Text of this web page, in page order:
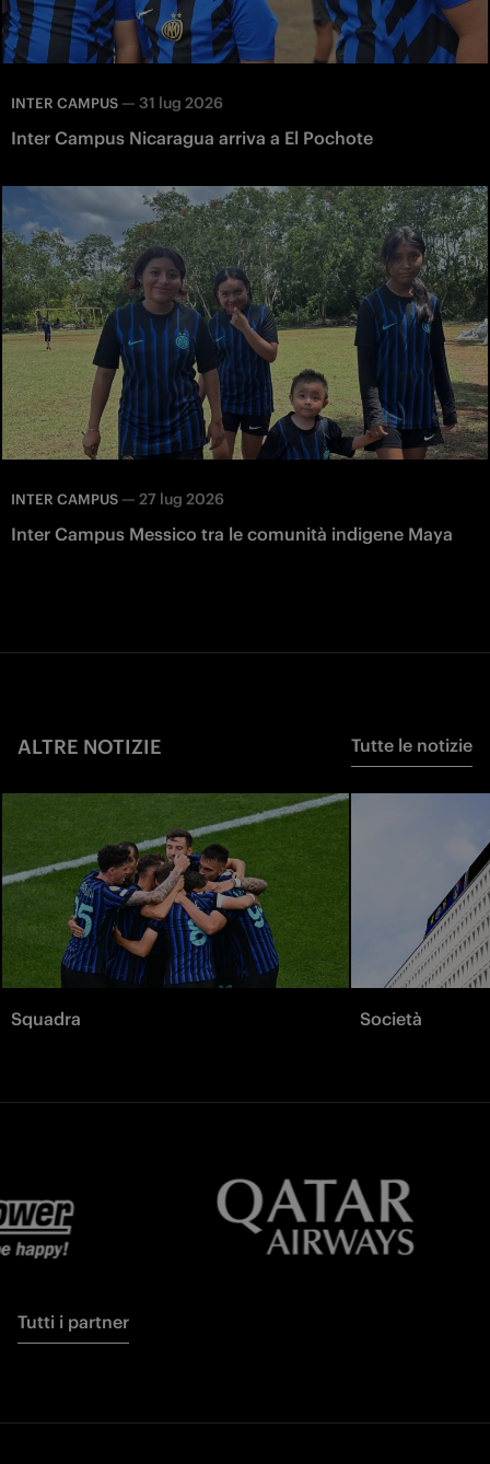
INTER CAMPUS — 31 lug 2026
Inter Campus Nicaragua arriva a El Pochote
INTER CAMPUS — 27 lug 2026
Inter Campus Messico tra le comunità indigene Maya
ALTRE NOTIZIE Tutte le notizie
Squadra Società
Tutti i partner